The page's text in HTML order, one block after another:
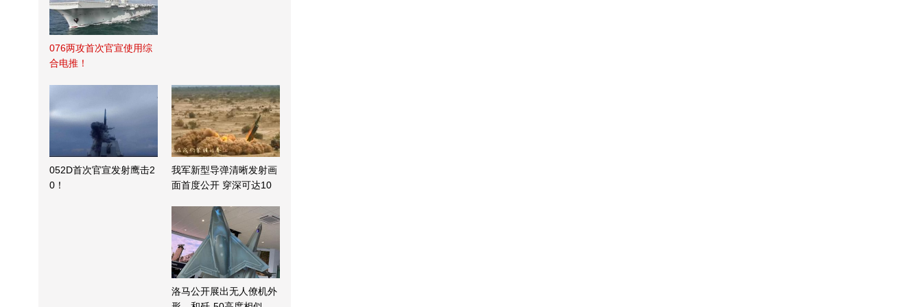
076两攻首次官宣使用综
合电推！
052D首次官宣发射鹰击2
0！
我军新型导弹清晰发射画
面首度公开 穿深可达10
洛马公开展出无人僚机外